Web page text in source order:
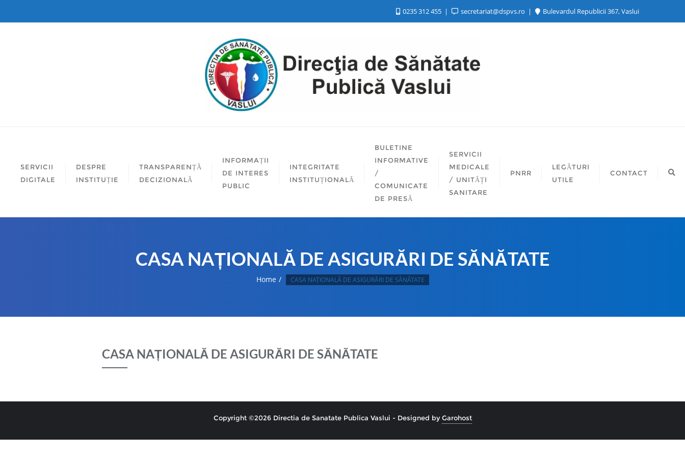
0235 312 455 secretariat@dspvs.ro Bulevardul Republicii 367, Vaslui
SERVICII
DIGITALE
DESPRE
INSTITUȚIE
TRANSPARENȚĂ
DECIZIONALĂ
INFORMAȚII
DE INTERES
PUBLIC
INTEGRITATE
INSTITUȚIONALĂ
BULETINE
INFORMATIVE
/
COMUNICATE
DE PRESĂ
SERVICII
MEDICALE
/ UNITĂȚI
SANITARE
PNRR
LEGĂTURI
UTILE
CONTACT
CASA NAȚIONALĂ DE ASIGURĂRI DE SĂNĂTATE
Home CASA NAȚIONALĂ DE ASIGURĂRI DE SĂNĂTATE
CASA NAȚIONALĂ DE ASIGURĂRI DE SĂNĂTATE
Copyright ©2026 Directia de Sanatate Publica Vaslui - Designed byGarohost